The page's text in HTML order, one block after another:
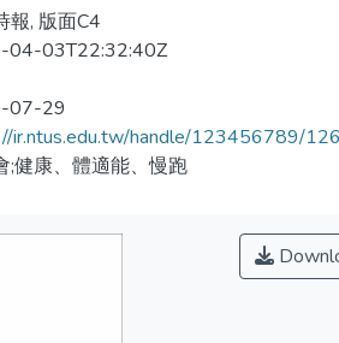
報, 版面C4
04-03T22:32:40Z
07-29
ir.ntus.edu.tw/handle/123456789/
;健康、體適能、慢跑